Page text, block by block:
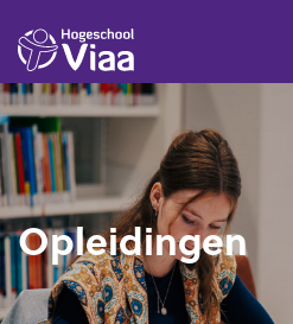
Opleidingen